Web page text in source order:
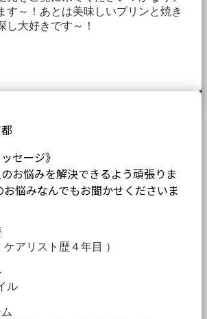
す～！あとは美味しいプリンと焼き
し大好きです～！
セージ》
お悩みを解決できるよう頑張りま
悩みなんでもお聞かせくださいま
アリスト歴４年目 ）
ル